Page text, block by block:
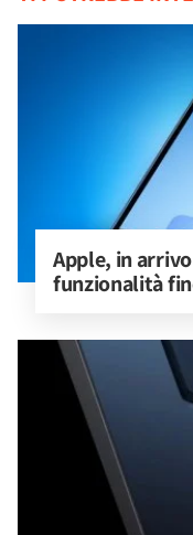
Apple, in
funzionalità